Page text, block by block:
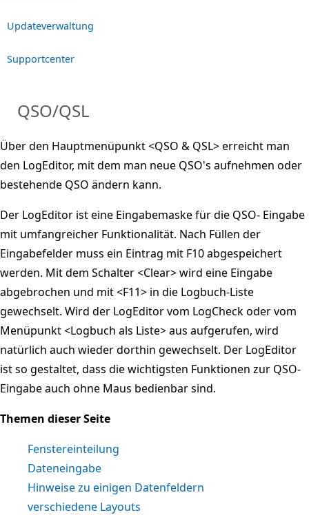
Updateverwaltung
Supportcenter
QSO/QSL
Über den Hauptmenüpunkt <QSO & QSL> erreicht man
den LogEditor, mit dem man neue QSO's aufnehmen oder
bestehende QSO ändern kann.
Der LogEditor ist eine Eingabemaske für die QSO- Eingabe
mit umfangreicher Funktionalität. Nach Füllen der
Eingabefelder muss ein Eintrag mit F10 abgespeichert
werden. Mit dem Schalter <Clear> wird eine Eingabe
abgebrochen und mit <F11> in die Logbuch-Liste
gewechselt. Wird der LogEditor vom LogCheck oder vom
Menüpunkt <Logbuch als Liste> aus aufgerufen, wird
natürlich auch wieder dorthin gewechselt. Der LogEditor
ist so gestaltet, dass die wichtigsten Funktionen zur QSO-
Eingabe auch ohne Maus bedienbar sind.
Themen dieser Seite
Fenstereinteilung
Dateneingabe
Hinweise zu einigen Datenfeldern
verschiedene Layouts